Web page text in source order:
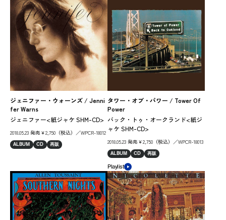
ジェニファー・ウォーンズ / Jenni
fer Warns
ジェニファー<紙ジャケ SHM-CD>
2018.05.23 発売￥2,750（税込）／WPCR-18012
ALBUM CD 再販
タワー・オブ・パワー / Tower Of
Power
バック・トゥ・オークランド<紙ジ
ャケ SHM-CD>
2018.05.23 発売￥2,750（税込）／WPCR-18013
ALBUM CD 再販
Playlist